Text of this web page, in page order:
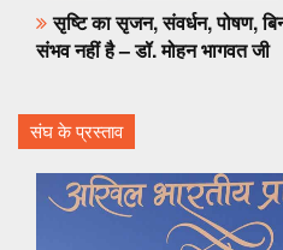
सृष्टि का सृजन, संवर्धन, पोषण,
संभव नहीं है – डॉ. मोहन भागवत जी
संघ के प्रस्ताव